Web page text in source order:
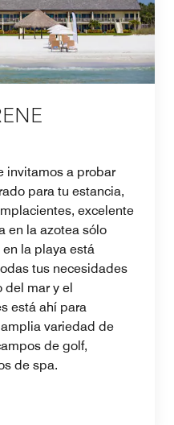
invitamos a probar
para tu estancia,
excelente
en la azotea sólo
la playa está
tus necesidades
mar y el
está ahí para
variedad de
de golf,
de spa.